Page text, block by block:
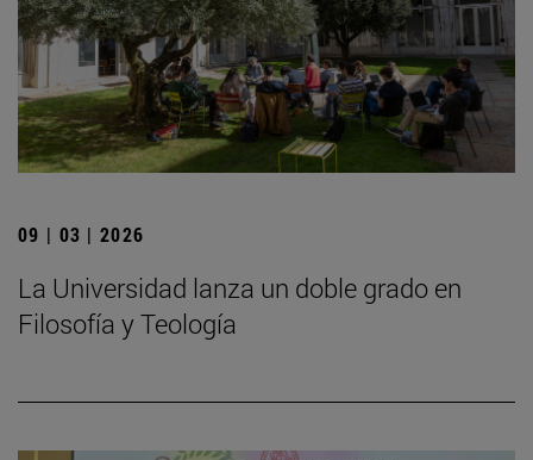
09 | 03 | 2026
La Universidad lanza un doble grado en
Filosofía y Teología